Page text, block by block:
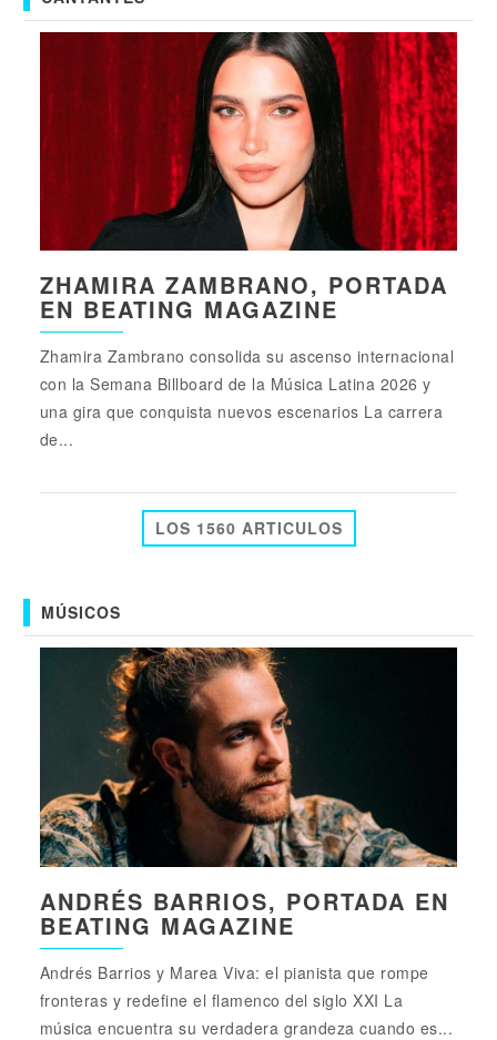
ZHAMIRA ZAMBRANO, PORTADA
EN BEATING MAGAZINE
Zhamira Zambrano consolida su ascenso internacional
con la Semana Billboard de la Música Latina 2026 y
una gira que conquista nuevos escenarios La carrera
de...
LOS 1560 ARTICULOS
MÚSICOS
ANDRÉS BARRIOS, PORTADA EN
BEATING MAGAZINE
Andrés Barrios y Marea Viva: el pianista que rompe
fronteras y redefine el flamenco del siglo XXI La
música encuentra su verdadera grandeza cuando es...